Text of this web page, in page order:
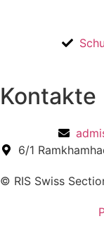
Kontakte
6/1
© RIS Swiss